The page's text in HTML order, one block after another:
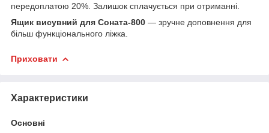
передоплатою 20%. Залишок сплачується при отриманні.
Ящик висувний для Соната-800 — зручне доповнення для
більш функціонального ліжка.
Приховати
Характеристики
Основні